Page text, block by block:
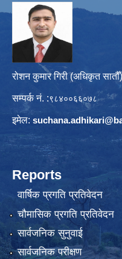
रोशन कुमार गिरी (अधिकृत सातौँ)
सम्पर्क नं. :९८४००६६०७८
इमेल: suchana.adhikari@
Reports
वार्षिक प्रगति प्रतिवेदन
चौमासिक प्रगति प्रतिवेदन
सार्वजनिक सुनुवाई
सार्वजनिक परीक्षण